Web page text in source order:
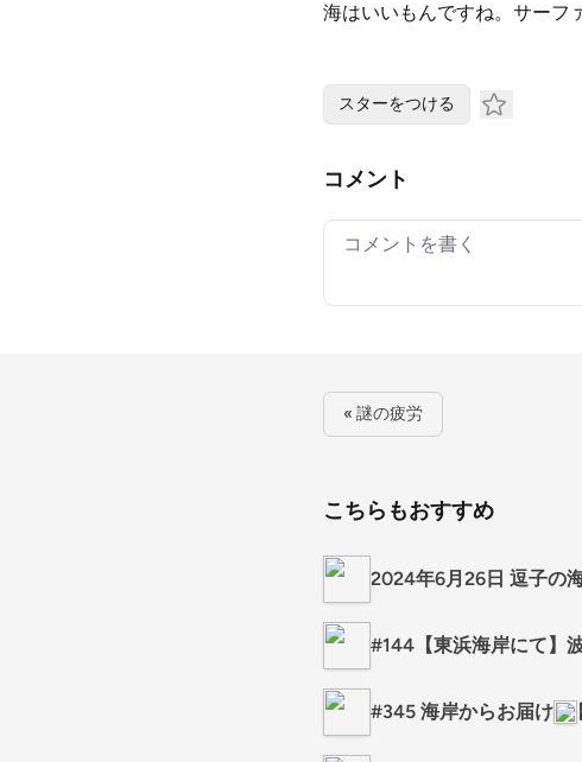
海はいいもんですね。サーフ
スターをつける
コメント
Your comment
« 謎の疲労
こちらもおすすめ
2024年6月26日 逗子の
#144【東浜海岸にて】
#345 海岸からお届け